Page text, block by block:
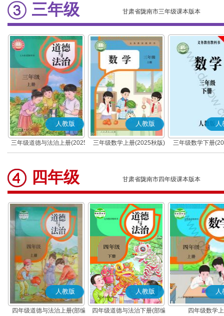
三年级 甘肃省陇南市三年级课本版本
人教版
三年级道德与法治上册(2025
秋版)(部编版)
人教版
三年级数学上册(2025秋版)
人
三年级数学下册
四年级 甘肃省陇南市四年级课本版本
人教版
四年级道德与法治上册(部编
人教版
四年级道德与法治下册(部编
人
四年级数学